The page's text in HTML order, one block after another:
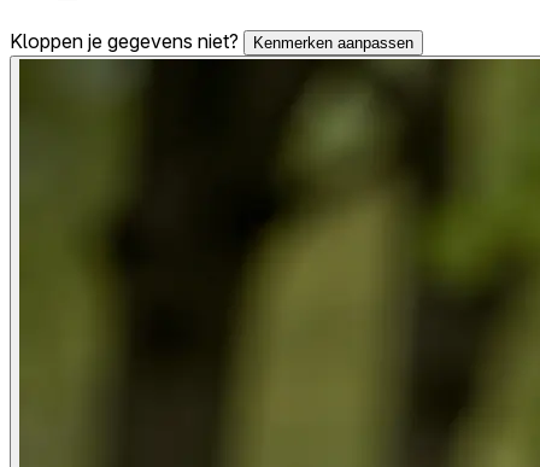
Kloppen je gegevens niet?
Kenmerken aanpassen